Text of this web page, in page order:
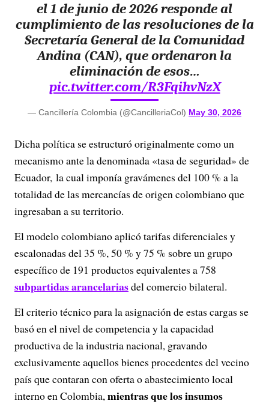
el 1 de junio de 2026 responde al
cumplimiento de las resoluciones de la
Secretaría General de la Comunidad
Andina (CAN), que ordenaron la
eliminación de esos…
pic.twitter.com/R3FqihvNzX
— Cancillería Colombia (@CancilleriaCol) May 30, 2026
Dicha política se estructuró originalmente como un
mecanismo ante la denominada «tasa de seguridad» de
Ecuador, la cual imponía gravámenes del 100 % a la
totalidad de las mercancías de origen colombiano que
ingresaban a su territorio.
El modelo colombiano aplicó tarifas diferenciales y
escalonadas del 35 %, 50 % y 75 % sobre un grupo
específico de 191 productos equivalentes a 758
subpartidas arancelariasdel comercio bilateral.
El criterio técnico para la asignación de estas cargas se
basó en el nivel de competencia y la capacidad
productiva de la industria nacional, gravando
exclusivamente aquellos bienes procedentes del vecino
país que contaran con oferta o abastecimiento local
interno en Colombia,mientras que los insumos